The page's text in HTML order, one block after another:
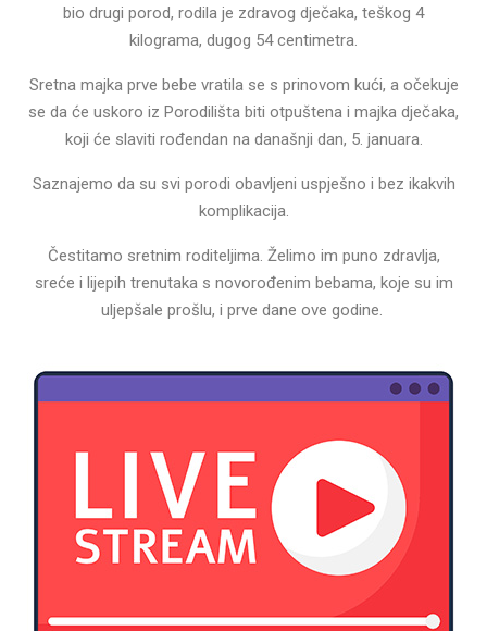
bio drugi porod, rodila je zdravog dječaka, teškog 4
kilograma, dugog 54 centimetra.
Sretna majka prve bebe vratila se s prinovom kući, a očekuje
se da će uskoro iz Porodilišta biti otpuštena i majka dječaka,
koji će slaviti rođendan na današnji dan, 5. januara.
Saznajemo da su svi porodi obavljeni uspješno i bez ikakvih
komplikacija.
Čestitamo sretnim roditeljima. Želimo im puno zdravlja,
sreće i lijepih trenutaka s novorođenim bebama, koje su im
uljepšale prošlu, i prve dane ove godine.